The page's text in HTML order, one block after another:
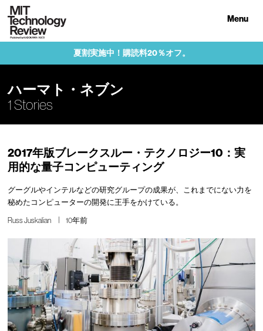
Menu
夏割実施中！購読料20％オフ。
ハーマト・ネブン
1 Stories
2017年版ブレークスルー・テクノロジー10：実
用的な量子コンピューティング
グーグルやインテルなどの研究グループの成果が、これまでにない力を
秘めたコンピューターの開発に王手をかけている。
Russ Juskalian 10年前